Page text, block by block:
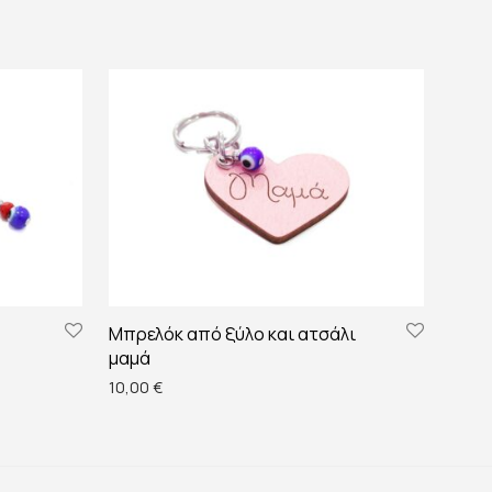
Μπρελόκ από ξύλο και ατσάλι
μαμά
10,00 €